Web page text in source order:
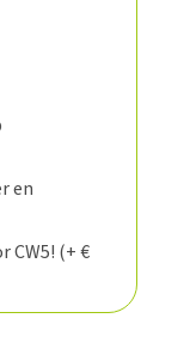
en
CW5! (+ €